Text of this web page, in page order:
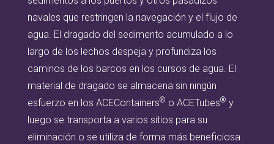
navales que restringen la navegación y el flujo de
agua. El dragado del sedimento acumulado a lo
largo de los lechos despeja y profundiza los
caminos de los barcos en los cursos de agua. El
material de dragado se almacena sin ningún
esfuerzo en los ACEContainers® o ACETubes® y
luego se transporta a varios sitios para su
eliminación o se utiliza de forma más beneficiosa